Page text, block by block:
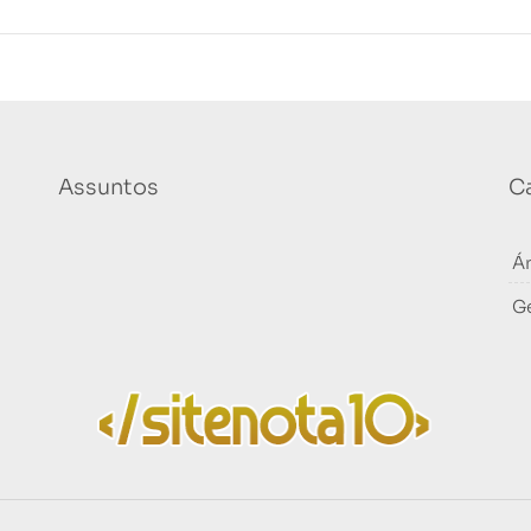
Assuntos